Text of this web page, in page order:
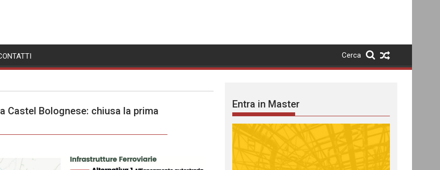
Cerca
Castel Bolognese: chiusa la prima
Entra in Master